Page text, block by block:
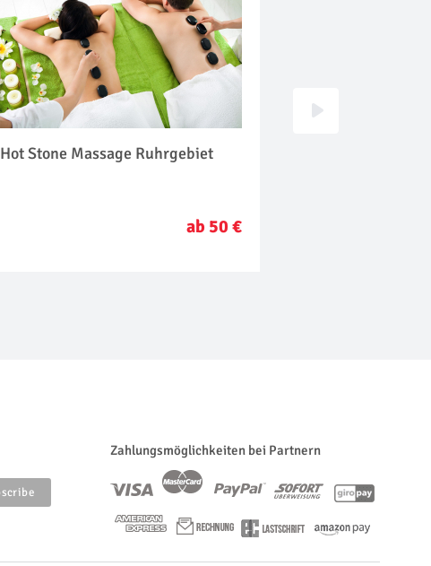
Hot Stone Massage Ruhrgebiet
ab 50 €
Zahlungsmöglichkeiten bei Partnern